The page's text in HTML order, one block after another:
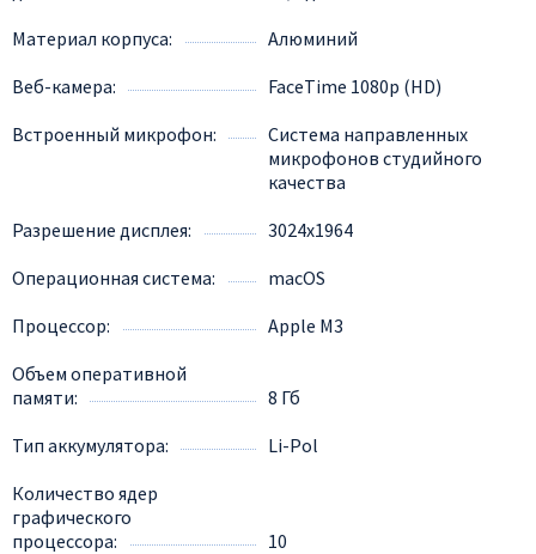
Материал корпуса
Алюминий
Веб-камера
FaceTime 1080p (HD)
Встроенный микрофон
Система направленных
микрофонов студийного
качества
Разрешение дисплея
3024x1964
Операционная система
macOS
Процессор
Apple M3
Объем оперативной
памяти
8 Гб
Тип аккумулятора
Li-Pol
Количество ядер
графического
процессора
10